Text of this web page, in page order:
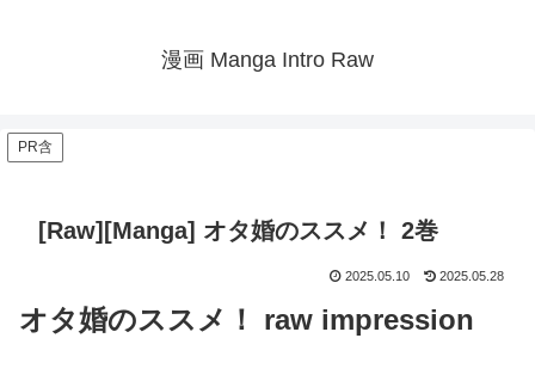
漫画 Manga Intro Raw
PR含
[Raw][Manga] オタ婚のススメ！ 2巻
2025.05.10 2025.05.28
オタ婚のススメ！ raw impression